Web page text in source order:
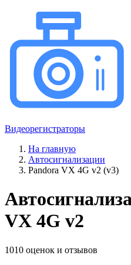
Видеорегистраторы
На главную
Автосигнализации
Pandora VX 4G v2 (v3)
VX 4G v2
1010 оценок и отзывов